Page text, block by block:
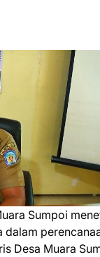
Sumpoi
Desa Muara